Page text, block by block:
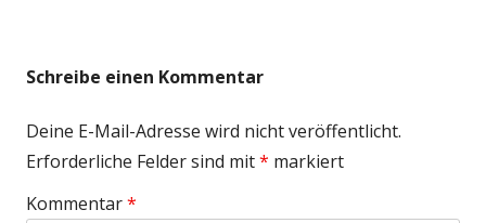
Schreibe einen Kommentar
Deine E-Mail-Adresse wird nicht veröffentlicht.
Erforderliche Felder sind mit* markiert
Kommentar*